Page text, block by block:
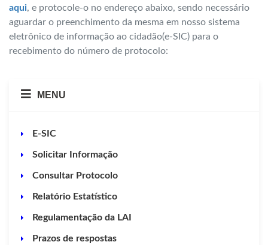
aqui, e protocole-o no endereço abaixo, sendo necessário
aguardar o preenchimento da mesma em nosso sistema
eletrônico de informação ao cidadão(e-SIC) para o
recebimento do número de protocolo:
MENU
E-SIC
Solicitar Informação
Consultar Protocolo
Relatório Estatístico
Regulamentação da LAI
Prazos de respostas